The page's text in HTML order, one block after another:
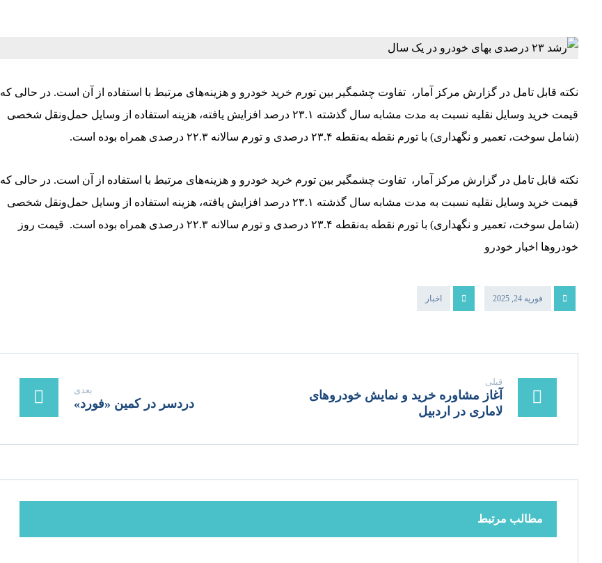
نکته قابل تامل در گزارش مرکز آمار، تفاوت چشمگیر بین تورم خرید خودرو و هزینه‌های مرتبط با استفاده از آن است. در حالی که
قیمت خرید وسایل نقلیه نسبت به مدت مشابه سال گذشته ۲۳.۱‌ درصد افزایش یافته، هزینه استفاده از وسایل حمل‌ونقل شخصی
(شامل سوخت، تعمیر و نگهداری) با تورم نقطه به‌نقطه ۲۳.۴ درصدی و تورم سالانه ۲۲.۳ درصدی همراه بوده است.
​نکته قابل تامل در گزارش مرکز آمار، تفاوت چشمگیر بین تورم خرید خودرو و هزینه‌های مرتبط با استفاده از آن است. در حالی که
قیمت خرید وسایل نقلیه نسبت به مدت مشابه سال گذشته ۲۳.۱‌ درصد افزایش یافته، هزینه استفاده از وسایل حمل‌ونقل شخصی
(شامل سوخت، تعمیر و نگهداری) با تورم نقطه به‌نقطه ۲۳.۴ درصدی و تورم سالانه ۲۲.۳ درصدی همراه بوده است. قیمت روز
خودروها اخبار خودرو
فوریه 24, 2025 اخبار
قبلی
آغاز مشاوره خرید و نمایش خودروهای
لاماری در اردبیل​
بعدی
دردسر در کمین «فورد»​
مطالب مرتبط